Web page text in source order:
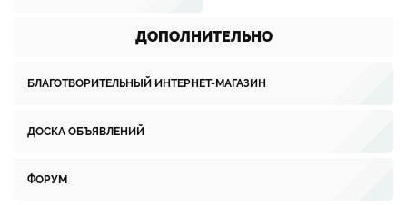
ДОПОЛНИТЕЛЬНО
БЛАГОТВОРИТЕЛЬНЫЙ ИНТЕРНЕТ-МАГАЗИН
ДОСКА ОБЪЯВЛЕНИЙ
ФОРУМ